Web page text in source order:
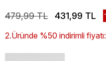
479,99 TL 431,99 TL
2.Üründe %50 indirimli fiyatı: